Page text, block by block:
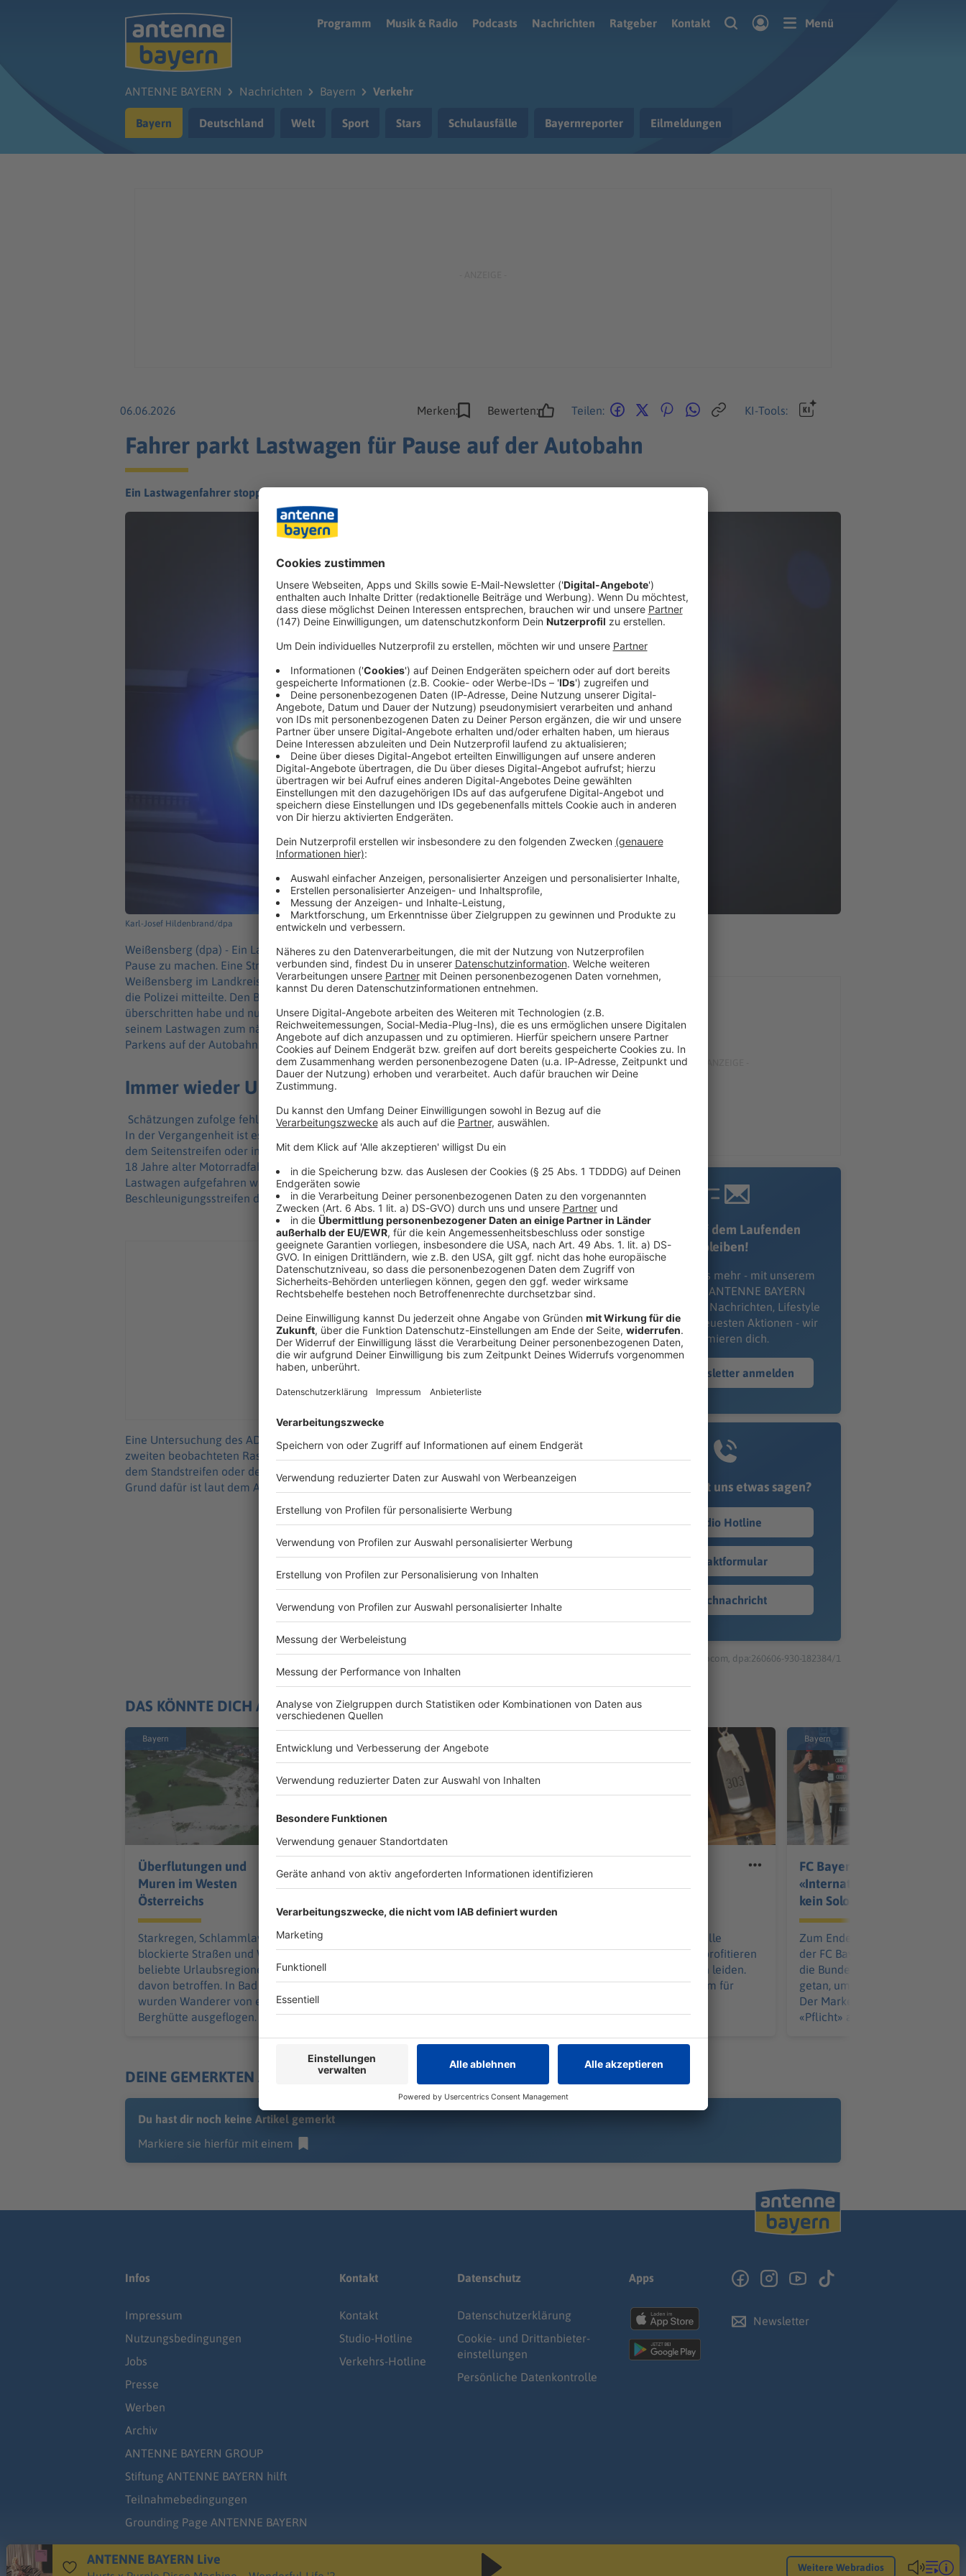
Programm
Musik & Radio Podcasts Nachrichten Ratgeber Kontakt Menü
ANTENNE BAYERN Nachrichten Bayern Verkehr
Bayern Deutschland Welt Sport Stars Schulausfälle Bayernreporter Eilmeldungen
06.06.2026 Merken: Bewerten: Teilen: KI-Tools:
Fahrer parkt Lastwagen für Pause auf der Autobahn
Ein Lastwagenfahrer stoppt mit seinem Sattelzug direkt auf der Autobahn. Die Polizei greift ein.
Karl-Josef Hildenbrand/dpa
Weißensberg (dpa) - Ein Lastwagenfahrer hat einfach auf der Autobahn angehalten, um
Pause zu machen. Eine Streife entdeckte den Lastwagen am Freitagabend auf der A96 bei
Weißensberg im Landkreis Lindau am Bodensee unbeleuchtet auf dem Seitenstreifen, wie
die Polizei mitteilte. Den Beamten sagte der 54-jährige Fahrer, dass er seine Lenkzeit
überschritten habe und nun Pause machen muss. Die Polizisten schickten den Mann mit
seinem Lastwagen zum nächsten Parkplatz. Den Fahrer erwartet nun ein Bußgeld wegen
Parkens auf der Autobahn.
Immer wieder Unfälle mit abgestellten Lastwagen
Schätzungen zufolge fehlen etwa 20.000 Parkplätze bundesweit entlang der Autobahnen.
In der Vergangenheit ist es immer wieder zu Unfällen gekommen, weil Lastwagen etwa auf
dem Seitenstreifen oder in Einfahrten von Rastanlagen geparkt hatten. Erst im März war ein
18 Jahre alter Motorradfahrer auf der A8 bei Augsburg gestorben, nachdem er auf einen
Lastwagen aufgefahren war. Der Lastwagenfahrer hatte sein Gespann laut Polizei auf dem
Beschleunigungsstreifen der Autobahn abgestellt.
Eine Untersuchung des ADAC aus dem letzten Jahr kam zu dem Ergebnis, dass an jeder
zweiten beobachteten Raststätte Lastwagen an solchen hochriskanten Stellen, wie etwa
dem Standstreifen oder den Ein- und Ausfahrten von Parkplätzen abgestellt worden waren.
Grund dafür ist laut dem Automobilclub ein großer Mangel an Stellflächen.
Immer auf dem Laufenden
bleiben!
Verpass' nichts mehr - mit unserem
kostenlosen ANTENNE BAYERN
Newsletter. Ob Nachrichten, Lifestyle
oder unsere neuesten Aktionen - wir
informieren dich.
Zum Newsletter anmelden
Du möchtest uns etwas sagen?
Studio Hotline
Kontaktformular
Sprachnachricht
© dpa-infocom, dpa:260606-930-182384/1
DAS KÖNNTE DICH AUCH INTERESSIEREN
Bayern
Überflutungen und
Muren im Westen
Österreichs
Starkregen, Schlammlawinen und
blockierte Straßen und Wege: Auch
beliebte Urlaubsregionen waren
davon betroffen. In Bad Gastein
wurden Wanderer von einer
Berghütte ausgeflogen.
Gefangene Fische im
Tretboot - mehrere
kontrolliert die
dem Chiemsee. Dabei decken die
Fischereivorschriften auf.
Mehr Gäste und
Allerdings können nicht alle
Bereiche des Tourismus profitieren
- Gasthöfe und Pensionen leiden.
Regional geht es vor allem für
Bayern
FC Bayern kritisiert:
«Internationalisierung
kein Solo-Lauf»
Zum Ende der Asienreise
der FC Bayern seine Forderung
die Bundesliga: Es wird zu wenig
getan, um international zu
Der Marketing-Vorstand sieht
«Pflicht» als geboten an.
DEINE GEMERKTEN ARTIKEL
Du hast dir noch keine Artikel gemerkt
Markiere sie hierfür mit einem
Infos
Impressum
Nutzungsbedingungen
Jobs
Presse
Werben
Archiv
ANTENNE BAYERN GROUP
Stiftung ANTENNE BAYERN hilft
Teilnahmebedingungen
Grounding Page ANTENNE BAYERN
Kontakt
Kontakt
Studio-Hotline
Verkehrs-Hotline
Datenschutz
Datenschutz­erklärung
Cookie- und Drittanbieter-
einstellungen
Persönliche Datenkontrolle
Apps
Newsletter
ANTENNE BAYERN Live
Weitere Webradios